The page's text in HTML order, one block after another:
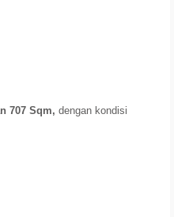
707 Sqm, dengan kondisi